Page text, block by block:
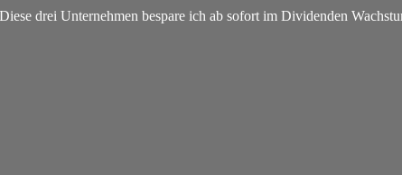
drei Unternehmen bespare ich ab sofort im Dividenden